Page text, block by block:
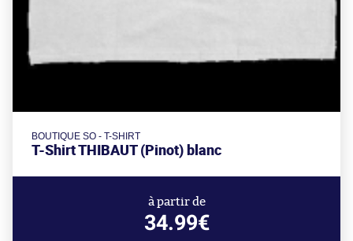
BOUTIQUE SO - T-SHIRT
T-Shirt THIBAUT (Pinot) blanc
à partir de
34.99€